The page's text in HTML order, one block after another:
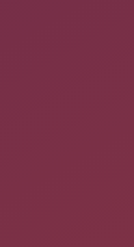
ingénieurs de Canonical,
des vendeurs
d'équipes de
que sont
d'Ubuntu, dans un
et de
objectifs de Zesty Zapus
comme résolveur